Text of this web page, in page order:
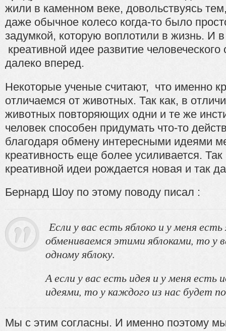
жили в каменном веке, довольствуясь
даже обычное колесо когда-то было
задумкой, которую воплотили в жизнь. И
креативной идее развитие
далеко вперед.
Некоторые ученые считают, что именно
отличаемся от животных. Так как, в
животных повторяющих одни и те же
человек способен придумать что-то
благодаря обмену интересными идеями
креативность еще более усиливается.
креативной идеи рождается новая и так
Бернард Шоу по этому поводу писал :
Если у вас есть яблоко и у меня
обмениваемся этими яблоками, то у
одному яблоку.
А если у вас есть идея и у меня есть
идеями, то у каждого из нас будет
Мы с этим согласны. И именно поэтому мы